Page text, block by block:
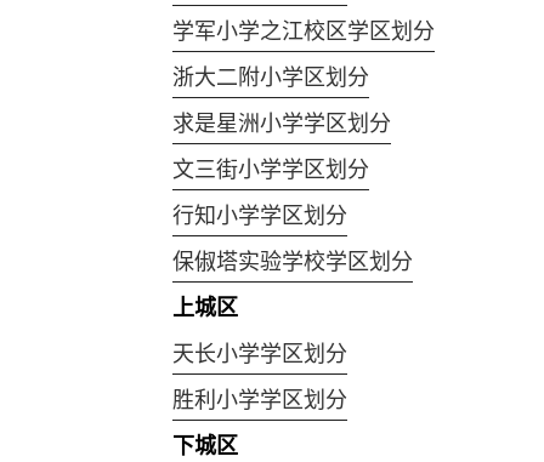
学军小学之江校区学区划分
浙大二附小学区划分
求是星洲小学学区划分
文三街小学学区划分
行知小学学区划分
保俶塔实验学校学区划分
上城区
天长小学学区划分
胜利小学学区划分
下城区